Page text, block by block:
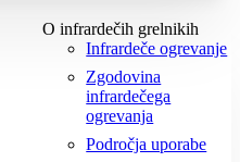
O infrardečih grelnikih
Infrardeče ogrevanje
Zgodovina
infrardečega
ogrevanja
Področja uporabe